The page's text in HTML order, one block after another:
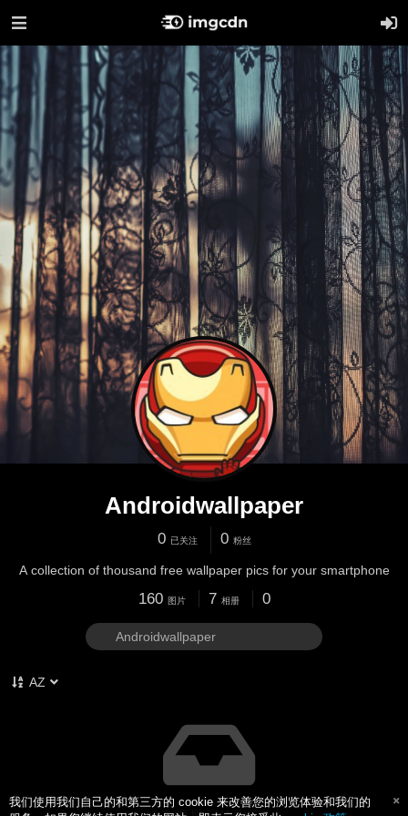
Androidwallpaper
0 已关注 0 粉丝
A collection of thousand free wallpaper pics for your smartphone
160 图片 7 相册 0
AZ
我们使用我们自己的和第三方的 cookie 来改善您的浏览体验和我们的